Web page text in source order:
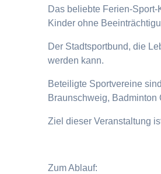
Das beliebte Ferien-
Kinder ohne
Der Stadtsportbund, die
werden kann.
Beteiligte Sportvereine
Braunschweig, Badminton
Ziel dieser Veranstaltung
Zum Ablauf: